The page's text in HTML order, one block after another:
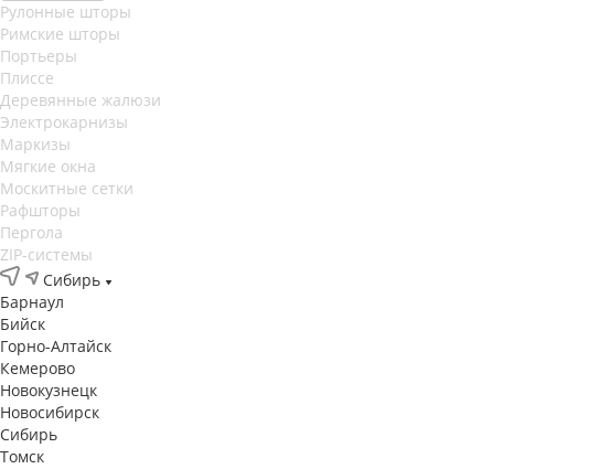
Рулонные шторы
Римские шторы
Портьеры
Плиссе
Деревянные жалюзи
Электрокарнизы
Маркизы
Мягкие окна
Москитные сетки
Рафшторы
Пергола
ZIP-системы
Сибирь
Барнаул
Бийск
Горно-Алтайск
Кемерово
Новокузнецк
Новосибирск
Сибирь
Томск